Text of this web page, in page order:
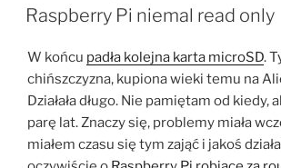
W
Raspberry Pi niemal read only
W końcu padła kolejna karta microSD.
chińszczyzna, kupiona wieki temu na
Działała długo. Nie pamiętam od kiedy,
parę lat. Znaczy się, problemy miała
miałem czasu się tym zająć i jakoś